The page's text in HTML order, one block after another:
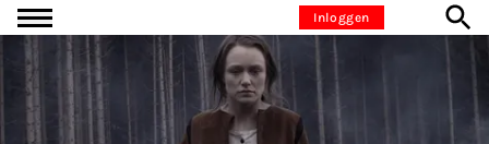
Ga naar inhoudInloggen